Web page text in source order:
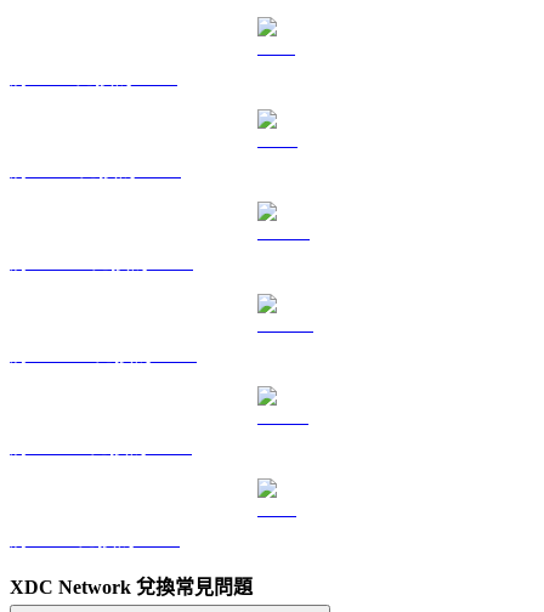
XDC Network 兌換常見問題